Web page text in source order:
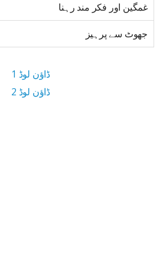
غمگین اور فکر مند رہنا
جھوٹ سے پرہیز
ڈاؤن لوڈ 1
ڈاؤن لوڈ 2